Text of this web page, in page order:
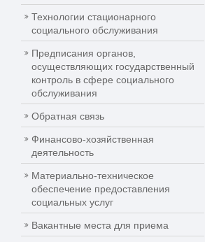
Технологии стационарного
социального обслуживания
Предписания органов,
осуществляющих государственный
контроль в сфере социального
обслуживания
Обратная связь
Финансово-хозяйственная
деятельность
Материально-техническое
обеспечение предоставления
социальных услуг
Вакантные места для приема